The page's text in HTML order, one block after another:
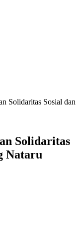
Solidaritas Sosial dan
Solidaritas
Nataru